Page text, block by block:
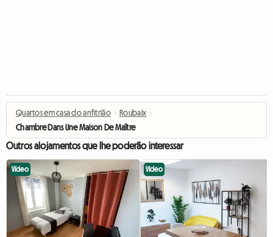
Quartos em casa do anfitrião › Roubaix ›
Chambre Dans Une Maison De Maître
Outros alojamentos que lhe poderão interessar
Vídeo Vídeo